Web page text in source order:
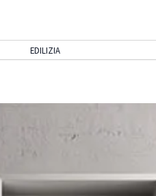
EDILIZIA